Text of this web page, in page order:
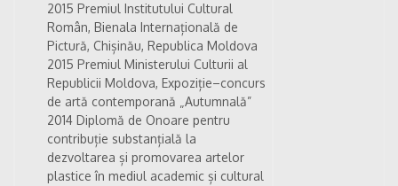
2015 Premiul Institutului Cultural
Român, Bienala Internațională de
Pictură, Chișinău, Republica Moldova
2015 Premiul Ministerului Culturii al
Republicii Moldova, Expoziție–concurs
de artă contemporană „Autumnală”
2014 Diplomă de Onoare pentru
contribuție substanțială la
dezvoltarea și promovarea artelor
plastice în mediul academic și cultural